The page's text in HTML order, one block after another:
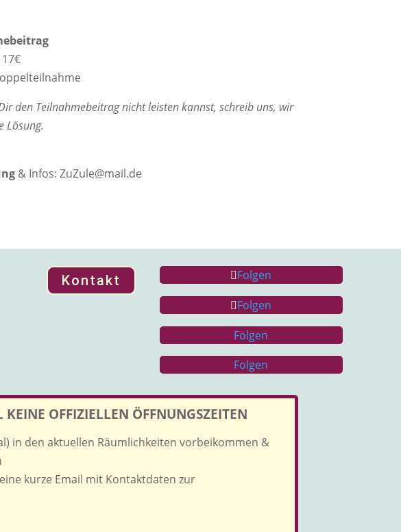
den Teilnahmebeitrag nicht leisten kannst, schreib uns, wir
Lösung.
& Infos: ZuZule@mail.de
Kontakt
Folgen
Folgen
Folgen
Folgen
KEINE OFFIZIELLEN ÖFFNUNGSZEITEN
in den aktuellen Räumlichkeiten vorbeikommen &
kurze Email mit Kontaktdaten zur